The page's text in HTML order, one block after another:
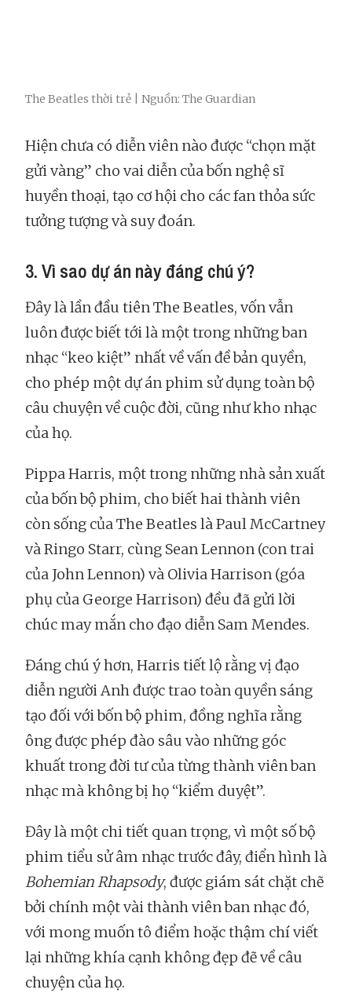
The Beatles thời trẻ | Nguồn: The Guardian
Hiện chưa có diễn viên nào được “chọn mặt
gửi vàng” cho vai diễn của bốn nghệ sĩ
huyền thoại, tạo cơ hội cho các fan thỏa sức
tưởng tượng và suy đoán.
3. Vì sao dự án này đáng chú ý?
Đây là lần đầu tiên The Beatles, vốn vẫn
luôn được biết tới là một trong những ban
nhạc “keo kiệt” nhất về vấn đề bản quyền,
cho phép một dự án phim sử dụng toàn bộ
câu chuyện về cuộc đời, cũng như kho nhạc
của họ.
Pippa Harris, một trong những nhà sản xuất
của bốn bộ phim, cho biết hai thành viên
còn sống của The Beatles là Paul McCartney
và Ringo Starr, cùng Sean Lennon (con trai
của John Lennon) và Olivia Harrison (góa
phụ của George Harrison) đều đã gửi lời
chúc may mắn cho đạo diễn Sam Mendes.
Đáng chú ý hơn, Harris tiết lộ rằng vị đạo
diễn người Anh được trao toàn quyền sáng
tạo đối với bốn bộ phim, đồng nghĩa rằng
ông được phép đào sâu vào những góc
khuất trong đời tư của từng thành viên ban
nhạc mà không bị họ “kiểm duyệt”.
Đây là một chi tiết quan trọng, vì một số bộ
phim tiểu sử âm nhạc trước đây, điển hình là
Bohemian Rhapsody, được giám sát chặt chẽ
bởi chính một vài thành viên ban nhạc đó,
với mong muốn tô điểm hoặc thậm chí viết
lại những khía cạnh không đẹp đẽ về câu
chuyện của họ.